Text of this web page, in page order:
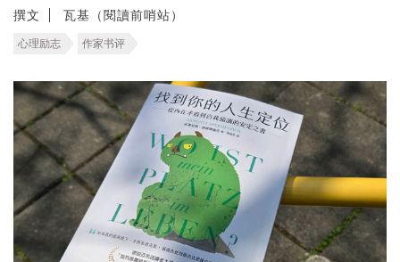
撰文 瓦基（閱讀前哨站）
心理励志 作家书评